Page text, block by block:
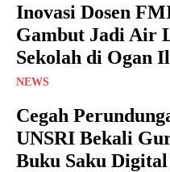
Inovasi Dosen
Gambut Jadi Air
Sekolah di Ogan
NEWS
Cegah
UNSRI Bekali
Buku Saku